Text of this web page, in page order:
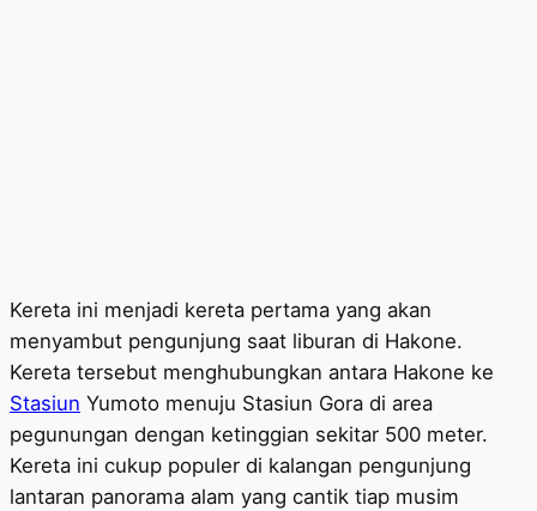
Kereta ini menjadi kereta pertama yang akan
menyambut pengunjung saat liburan di Hakone.
Kereta tersebut menghubungkan antara Hakone ke
Stasiun Yumoto menuju Stasiun Gora di area
pegunungan dengan ketinggian sekitar 500 meter.
Kereta ini cukup populer di kalangan pengunjung
lantaran panorama alam yang cantik tiap musim